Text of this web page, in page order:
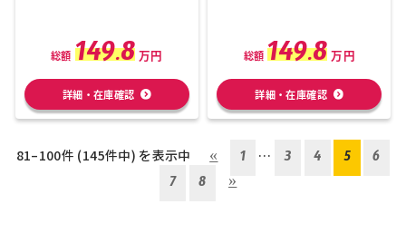
総額 149.8 万円
詳細・在庫確認
総額 149.8 万円
詳細・在庫確認
81–100件 (145件中) を表示中 « 1 … 3 4 5
6
7
8 »